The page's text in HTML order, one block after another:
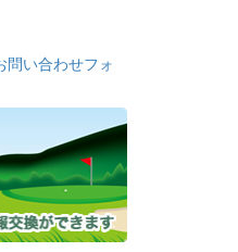
問い合わせフォ